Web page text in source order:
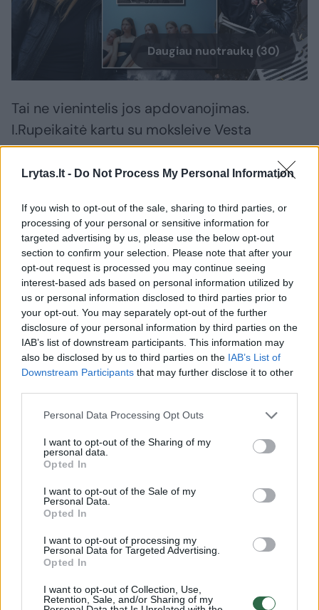
Lrytas.lt - Do Not Process My Personal Information
If you wish to opt-out of the sale, sharing to third parties, or
processing of your personal or sensitive information for
targeted advertising by us, please use the below opt-out
section to confirm your selection. Please note that after your
opt-out request is processed you may continue seeing
interest-based ads based on personal information utilized by
us or personal information disclosed to third parties prior to
your opt-out. You may separately opt-out of the further
disclosure of your personal information by third parties on the
IAB’s list of downstream participants. This information may
also be disclosed by us to third parties on the IAB’s List of
Downstream Participants that may further disclose it to other
Personal Data Processing Opt Outs
I want to opt-out of the Sharing of my
personal data.
Opted In
I want to opt-out of the Sale of my
Personal Data.
Opted In
I want to opt-out of processing my
Personal Data for Targeted Advertising.
Opted In
I want to opt-out of Collection, Use,
Retention, Sale, and/or Sharing of my
Daugiau nuotraukų (30)
Tai ne vienintelis jos apdovanojimas.
I.Rupeikaitė kartu su moksleive Vesta
Matulyte, šiame filme vaidinusia Mariją, pelnė
geriausių aktorių apdovanojimą ir
Goa“.
Kaip Ieva pateko į didelės tarptautinės
sėkmės sulaukusį filmą „Akiplėša“?
Filmo režisierė šią merginą surado modelių
būrelyje. Tą dieną jai buvo pirmoji pamoka.
„Kai gavau atsakymą, kad mane patvirtino
Kristinos vaidmeniui, labai daug repetavome
ir su filmo režisiere Saule, ir su Vesta, kuri
vaidina mano draugę Mariją, ir su kitais
paaugliais“, – pasakojo Ieva.
prasidėjo „Akiplėšos“ filmavimai, Ievai buvo
13 metų.